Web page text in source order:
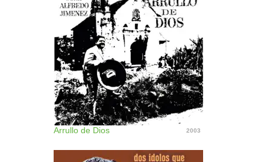
Arrullo de Dios 2003